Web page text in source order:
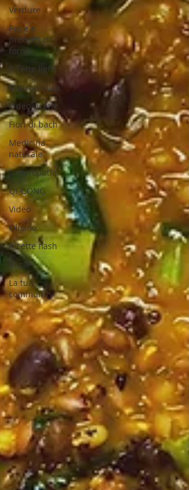
Verdure
Pane e
prodotti da
forno
Ricette light
Macrobiotica
Video ricette
Fiori di bach
Medicina
naturale
Naturopatia
QI-GONG
Video
Olismo
Ricette flash
Inizia
La tua
community